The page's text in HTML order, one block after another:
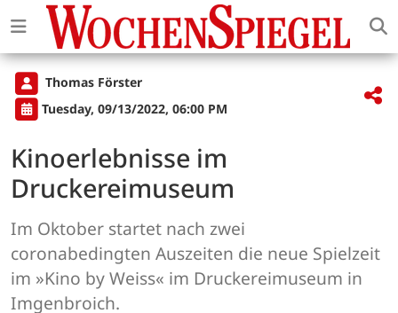
Thomas Förster
Tuesday, 09/13/2022, 06:00 PM
Kinoerlebnisse im
Druckereimuseum
Im Oktober startet nach zwei
coronabedingten Auszeiten die neue Spielzeit
im »Kino by Weiss« im Druckereimuseum in
Imgenbroich.